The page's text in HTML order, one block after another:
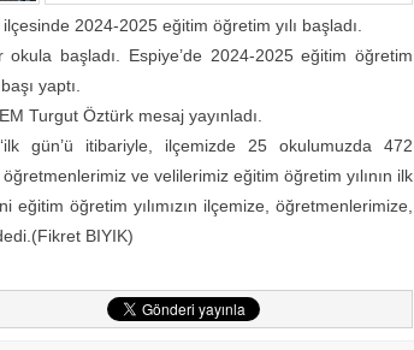
2024-2025 eğitim öğretim yılı başladı.
başladı. Espiye’de 2024-2025 eğitim öğretim
yaptı.
Turgut Öztürk mesaj yayınladı.
gün’ü itibariyle, ilçemizde 25 okulumuzda 472
ve velilerimiz eğitim öğretim yılının ilk
öğretim yılımızın ilçemize, öğretmenlerimize,
BIYIK)